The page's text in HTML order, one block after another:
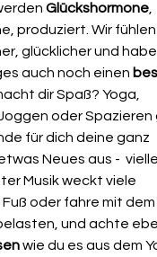
Glückshormone,
produziert. Wir fühlen
glücklicher und
auch noch einen
dir Spaß? Yoga,
oder Spazieren
für dich deine ganz
Neues aus -
Musik weckt viele
oder fahre mit dem
und achte
wie du es aus dem